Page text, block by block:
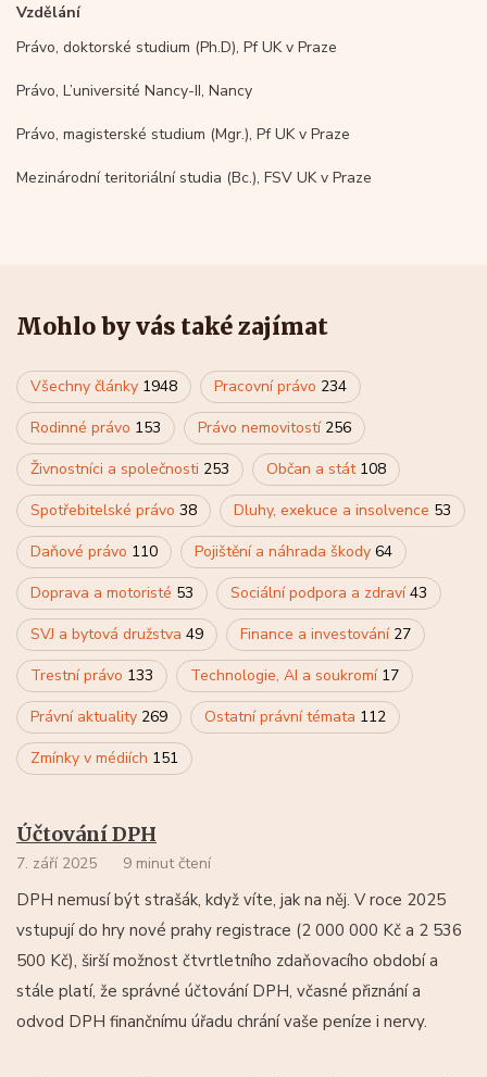
Vzdělání
Právo, doktorské studium (Ph.D), Pf UK v Praze
Právo, L’université Nancy-II, Nancy
Právo, magisterské studium (Mgr.), Pf UK v Praze
Mezinárodní teritoriální studia (Bc.), FSV UK v Praze
Mohlo by vás také zajímat
Všechny články 1948 Pracovní právo 234
Rodinné právo 153 Právo nemovitostí 256
Živnostníci a společnosti 253 Občan a stát 108
Spotřebitelské právo 38 Dluhy, exekuce a insolvence 53
Daňové právo 110 Pojištění a náhrada škody 64
Doprava a motoristé 53 Sociální podpora a zdraví43
SVJ a bytová družstva 49 Finance a investování 27
Trestní právo 133 Technologie, AI a soukromí 17
Právní aktuality 269 Ostatní právní témata 112
Zmínky v médiích 151
Účtování DPH
7. září 2025 9 minut čtení
DPH nemusí být strašák, když víte, jak na něj. V roce 2025
vstupují do hry nové prahy registrace (2 000 000 Kč a 2 536
500 Kč), širší možnost čtvrtletního zdaňovacího období a
stále platí, že správné účtování DPH, včasné přiznání a
odvod DPH finančnímu úřadu chrání vaše peníze i nervy.